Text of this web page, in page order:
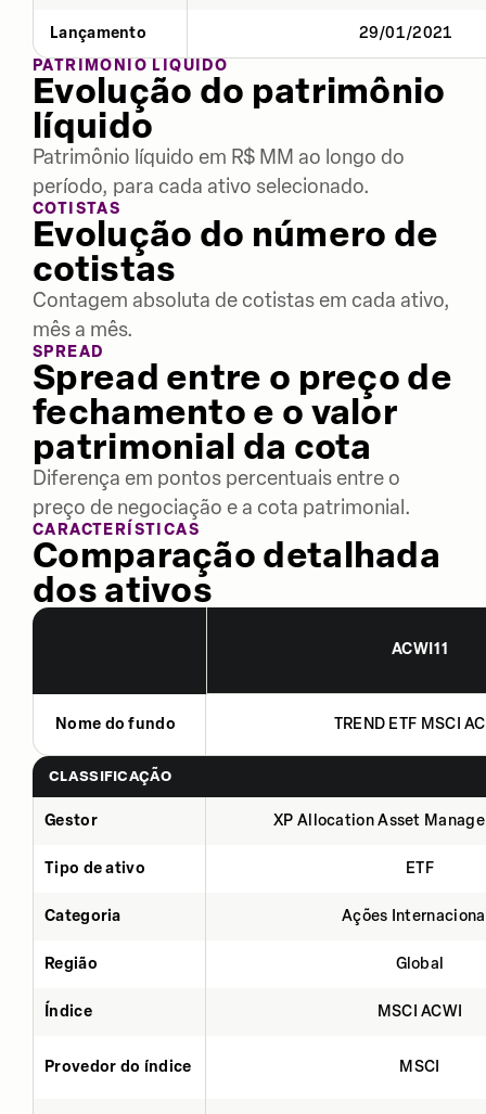
Lançamento
29/01/2021
PATRIMÔNIO LÍQUIDO
Evolução do patrimônio
líquido
Patrimônio líquido em R$ MM ao longo do
período, para cada ativo selecionado.
COTISTAS
Evolução do número de
cotistas
Contagem absoluta de cotistas em cada ativo,
mês a mês.
SPREAD
Spread entre o preço de
fechamento e o valor
patrimonial da cota
Diferença em pontos percentuais entre o
preço de negociação e a cota patrimonial.
CARACTERÍSTICAS
Comparação detalhada
dos ativos
ACWI11
Nome do fundo TREND ETF MSCI
CLASSIFICAÇÃO
Gestor XP Allocation Asset
Tipo de ativo ETF
Categoria Ações
Região Global
Índice MSCI ACWI
Provedor do índice MSCI